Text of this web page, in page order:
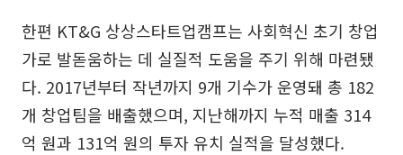
한편 KT&G 상상스타트업캠프는 사회혁신 초기 창업
가로 발돋움하는 데 실질적 도움을 주기 위해 마련됐
다. 2017년부터 작년까지 9개 기수가 운영돼 총 182
개 창업팀을 배출했으며, 지난해까지 누적 매출 314
억 원과 131억 원의 투자 유치 실적을 달성했다.